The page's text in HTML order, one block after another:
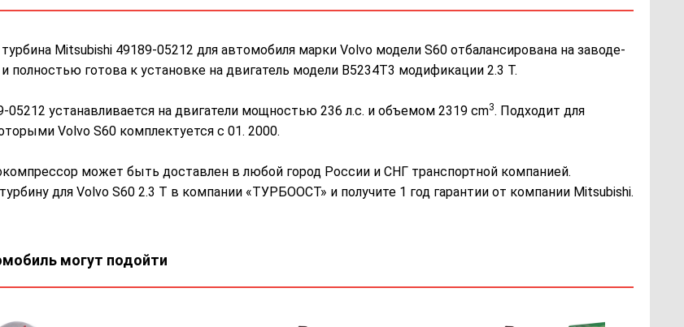
Mitsubishi 49189-05212 для автомобиля марки Volvo модели S60 отбалансирована на заводе-
и полностью готова к установке на двигатель модели B5234T3 модификации 2.3 T.
05212 устанавливается на двигатели мощностью 236 л.с. и объемом 2319 cm3. Подходит для
Volvo S60 комплектуется с 01. 2000.
может быть доставлен в любой город России и СНГ транспортной компанией.
для Volvo S60 2.3 T в компании «ТУРБООСТ» и получите 1 год гарантии от компании Mitsubishi.
могут подойти